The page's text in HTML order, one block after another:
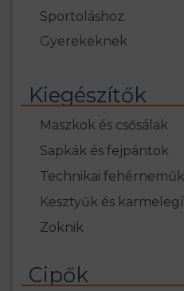
Sportoláshoz
Gyerekeknek
Kiegészítők
Maszkok és csősálak
Sapkák és fejpántok
Technikai fehérneműk
Kesztyűk és
Zoknik
Cipők